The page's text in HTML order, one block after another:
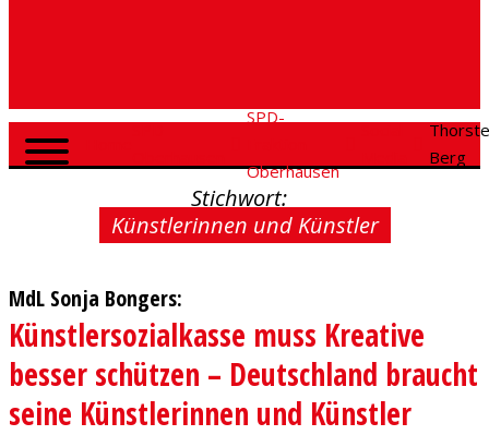
SPD-
Oberhausen
Berg
Stichwort:
Künstlerinnen und Künstler
MdL Sonja Bongers:
Künstlersozialkasse muss Kreative
besser schützen – Deutschland braucht
seine Künstlerinnen und Künstler